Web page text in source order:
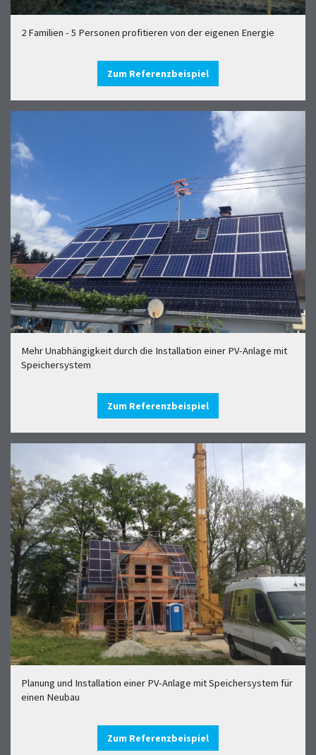
2 Familien - 5 Personen profitieren von der eigenen Energie
Zum Referenzbeispiel
Mehr Unabhängigkeit durch die Installation einer PV-Anlage mit
Speichersystem
Zum Referenzbeispiel
Planung und Installation einer PV-Anlage mit Speichersystem für
einen Neubau
Zum Referenzbeispiel